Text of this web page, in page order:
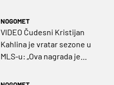
momčadi!
NOGOMET
VIDEO Čudesni Kristijan
Kahlina je vratar sezone u
MLS-u: „Ova nagrada je
odgovornost“